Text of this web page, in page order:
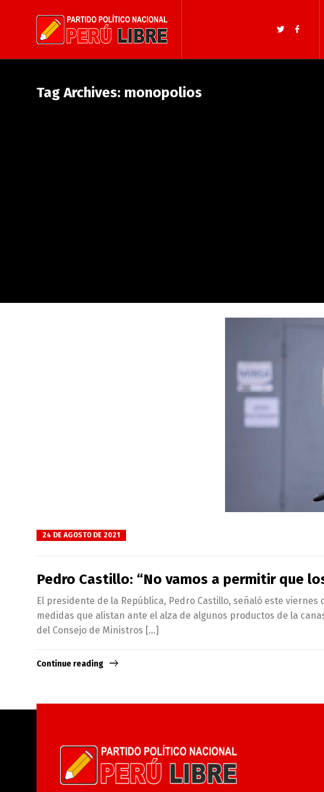
Tag Archives: monopolios
24 DE AGOSTO DE 2021
Pedro Castillo: “No vamos a permitir que
El presidente de la República, Pedro Castillo, señaló este
medidas que alistan ante el alza de algunos productos de la
del Consejo de Ministros […]
Continue reading